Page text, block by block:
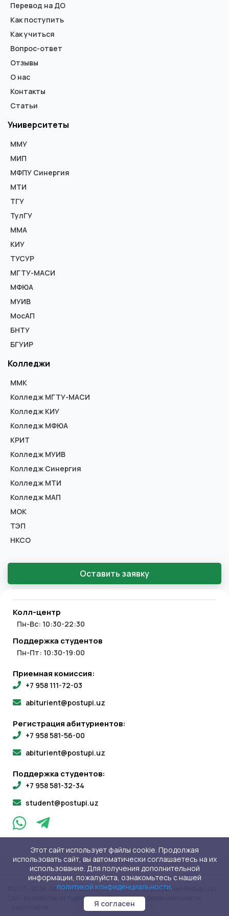
Перевод на ДО
Как поступить
Как учиться
Вопрос-ответ
Отзывы
О нас
Контакты
Статьи
Университеты
ММУ
МИП
МФПУ Синергия
МТИ
ТГУ
ТулГУ
ММА
КИУ
ТУСУР
МГТУ-МАСИ
МФЮА
МУИВ
МосАП
БНТУ
БГУИР
Колледжи
ММК
Колледж МГТУ-МАСИ
Колледж КИУ
Колледж МФЮА
КРИТ
Колледж МУИВ
Колледж Синергия
Колледж МТИ
Колледж МАП
МОК
ТЭП
НКСО
Оставить заявку
Колл-центр
Пн-Вс: 10:30-22:30
Поддержка студентов
Пн-Пт: 10:30-19:00
Приемная комиссия:
+7 958 111-72-03
abiturient@postupi.uz
Регистрация абитуриентов:
+7 958 581-56-00
abiturient@postupi.uz
Поддержка студентов:
+7 958 581-32-34
student@postupi.uz
© 2013 - 2026. Центр высшего дистанционного образования Postupi.uz |
студии Evvlio
Политика конфиденциальности
Этот сайт использует файлы cookie. Продолжая
использовать сайт, вы автоматически соглашаетесь на их
использование. Для получения дополнительной
информации, пожалуйста, ознакомьтесь с нашей
политикой конфиденциальности.
Я согласен